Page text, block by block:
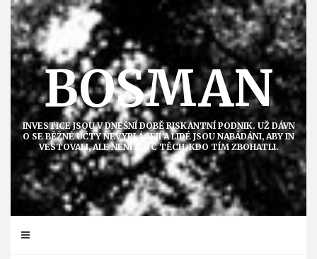
Přejít
obsahu
BOSMAN
INVESTICE JSOU V DNEŠNÍ DOBĚ RISKANTNÍ PODNIK. UŽ DÁVN
O SE BĚŽNÉ ÚČTY NEVYPLÁCEJÍ A LIDÉ JSOU NABÁDÁNI, ABY IN
VESTOVALI, ALE NENÍ MOC TĚCH, KDO TÍM ZBOHATLI.